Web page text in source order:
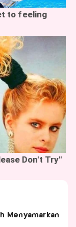
Menyamarkan